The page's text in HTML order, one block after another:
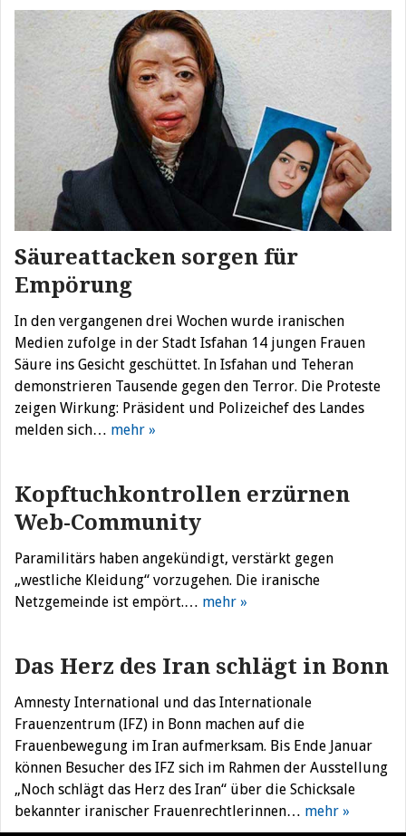
Säureattacken sorgen für
Empörung
In den vergangenen drei Wochen wurde iranischen
Medien zufolge in der Stadt Isfahan 14 jungen Frauen
Säure ins Gesicht geschüttet. In Isfahan und Teheran
demonstrieren Tausende gegen den Terror. Die Proteste
zeigen Wirkung: Präsident und Polizeichef des Landes
melden sich… mehr »
Kopftuchkontrollen erzürnen
Web-Community
Paramilitärs haben angekündigt, verstärkt gegen
„westliche Kleidung“ vorzugehen. Die iranische
Netzgemeinde ist empört.… mehr »
Das Herz des Iran schlägt in Bonn
Amnesty International und das Internationale
Frauenzentrum (IFZ) in Bonn machen auf die
Frauenbewegung im Iran aufmerksam. Bis Ende Januar
können Besucher des IFZ sich im Rahmen der Ausstellung
„Noch schlägt das Herz des Iran“ über die Schicksale
bekannter iranischer Frauenrechtlerinnen… mehr »